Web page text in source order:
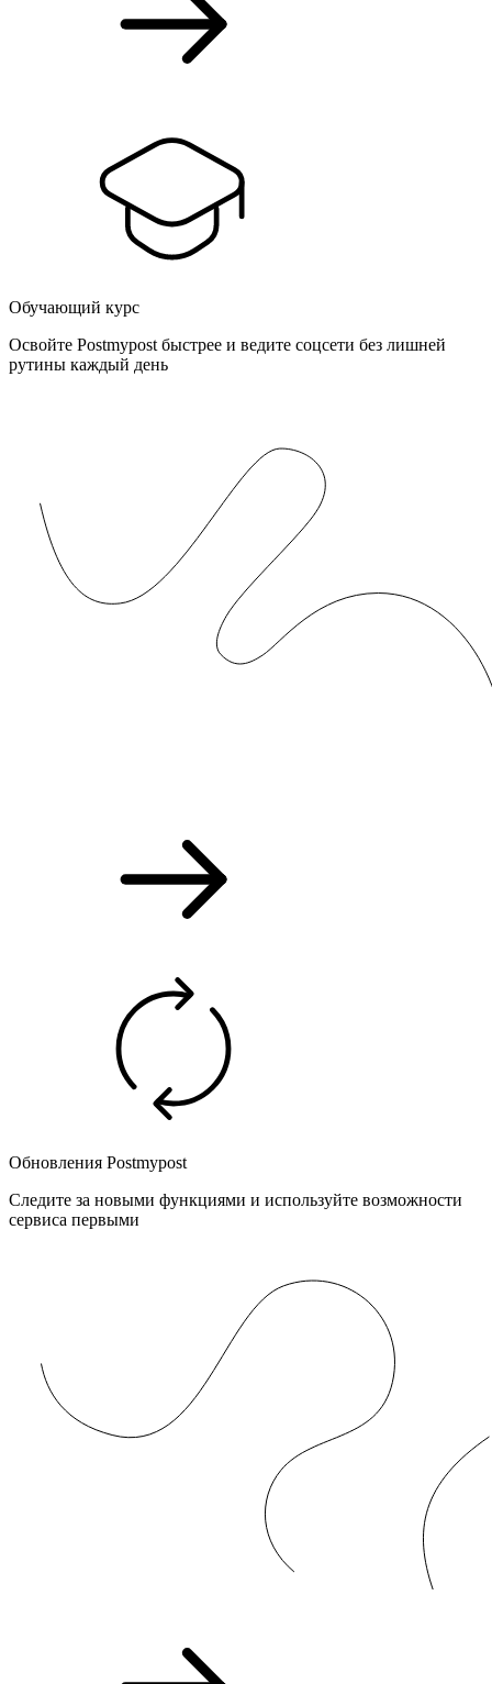
Обучающий курс
Освойте Postmypost быстрее и ведите соцсети без лишней
рутины каждый день
Обновления Postmypost
Следите за новыми функциями и используйте возможности
сервиса первыми